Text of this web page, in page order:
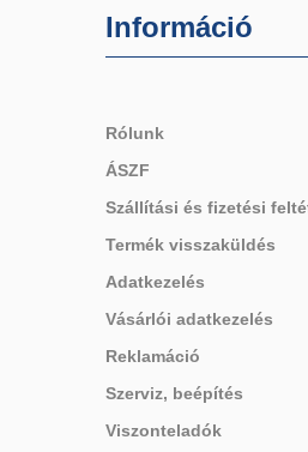
Információ
Rólunk
ÁSZF
Szállítási és fizetési
Termék visszaküldés
Adatkezelés
Vásárlói adatkezelés
Reklamáció
Szerviz, beépítés
Viszonteladók